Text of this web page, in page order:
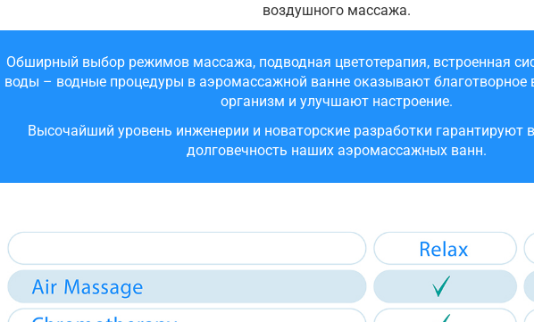
воздушного массажа.
Обширный выбор режимов массажа, подводная цветотерапия, встроенная
воды – водные процедуры в аэромассажной ванне оказывают благотворное
организм и улучшают настроение.
Высочайший уровень инженерии и новаторские разработки гарантируют
долговечность наших аэромассажных ванн.